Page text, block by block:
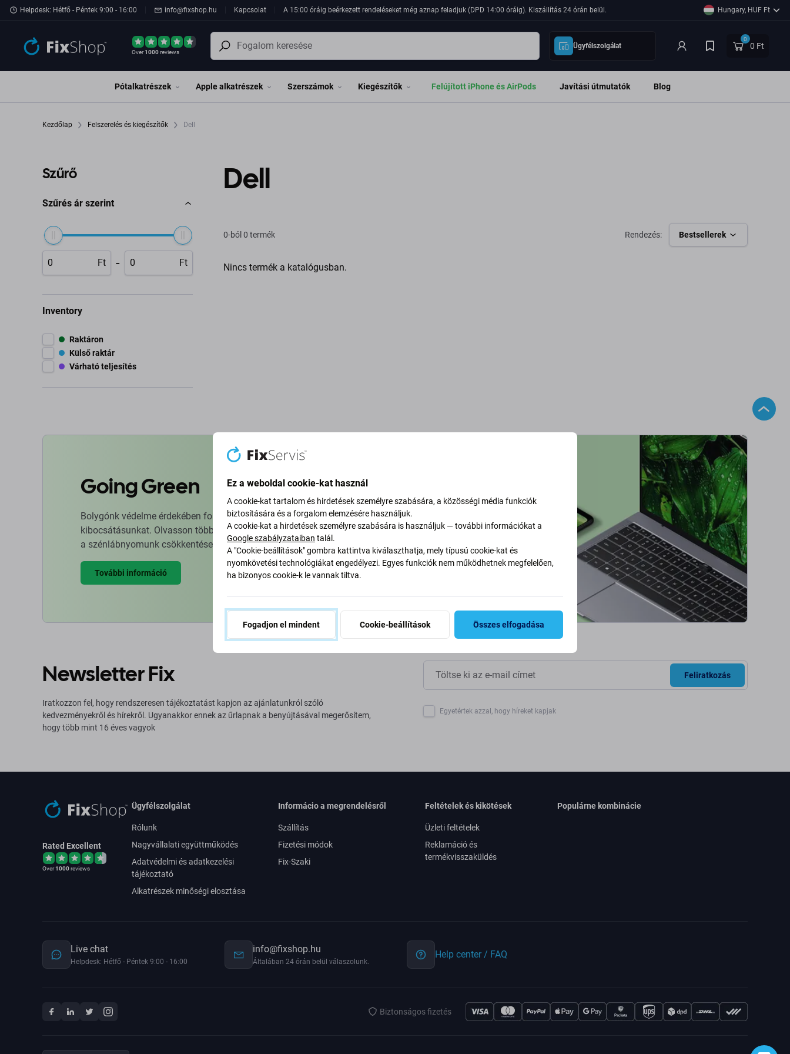
Ugrás az oldal fő részéhez
Helpdesk: Hétfő - Péntek 9:00 - 16:00 info@fixshop.hu Kapcsolat A 15:00 óráig beérkezett rendeléseket még aznap feladjuk (DPD 14:00 óráig). Kiszállítás 24 órán belül. Hungary, HUF Ft
Over1000reviews
Ügyfélszolgálat
0
0 Ft
Pótalkatrészek Apple alkatrészek Szerszámok Kiegészítők Felújított iPhone és AirPods Javítási útmutatók Blog
Kezdőlap Felszerelés és kiegészítők Dell
Szűrő
Szűrés ár szerint
Ft - Ft
Inventory
Raktáron
Külső raktár
Várható teljesítés
Dell
0-ból 0 termék Rendezés: Bestsellerek
Nincs termék a katalógusban.
Going Green
Bolygónk védelme érdekében folyamatosan javítjuk szén-dioxid-
kibocsátásunkat. Olvasson többet arról, hogyan alakítjuk át folyamatainkat
a szénlábnyomunk csökkentése érdekében.
További információ
Newsletter Fix
Iratkozzon fel, hogy rendszeresen tájékoztatást kapjon az ajánlatunkról szóló
kedvezményekről és hírekről. Ugyanakkor ennek az űrlapnak a benyújtásával megerősítem,
hogy több mint 16 éves vagyok
Feliratkozás
Egyetértek azzal, hogy híreket kapjak
Rated Excellent
Over1000reviews
Ügyfélszolgálat
Rólunk
Nagyvállalati együttműködés
Adatvédelmi és adatkezelési
tájékoztató
Alkatrészek minőségi elosztása
Informácio a megrendelésről
Szállítás
Fizetési módok
Fix-Szaki
Feltételek és kikötések
Üzleti feltételek
Reklamáció és
termékvisszaküldés
Populárne kombinácie
Live chat
Helpdesk: Hétfő - Péntek 9:00 - 16:00
info@fixshop.hu
Általában 24 órán belül válaszolunk.
Help center / FAQ
Biztonságos fizetés
Ez a weboldal cookie-kat használ
A cookie-kat tartalom és hirdetések személyre szabására, a közösségi média funkciók
biztosítására és a forgalom elemzésére használjuk.
A cookie-kat a hirdetések személyre szabására is használjuk — további információkat a
Google szabályzataiban talál.
A "Cookie-beállítások" gombra kattintva kiválaszthatja, mely típusú cookie-kat és
nyomkövetési technológiákat engedélyezi. Egyes funkciók nem működhetnek megfelelően,
ha bizonyos cookie-k le vannak tiltva.
Fogadjon el mindent Cookie-beállítások Összes elfogadása